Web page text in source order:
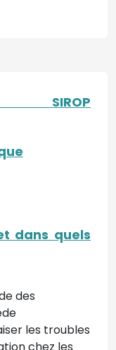
SIROP
dans quels
des
les troubles